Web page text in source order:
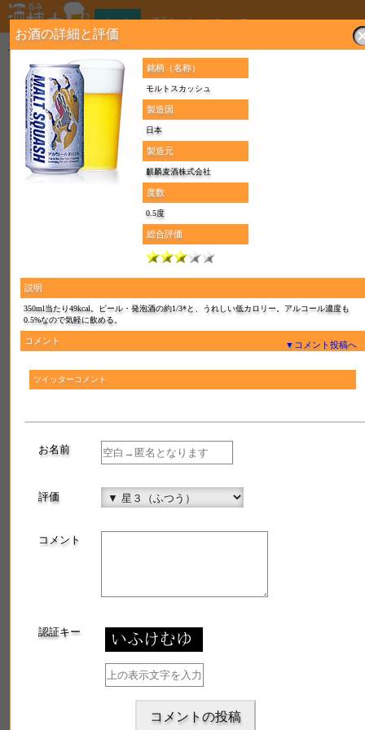
ホーム 酒呑Search ニュース
ここはお酒の総合コミュニティで、酒呑み博士はお酒の銘柄辞典です。お酒の評価や登録ができ
す！
1ヶ月のトップ10
第 1 位
海童
焼酎(芋焼酎)
最近の評価・コメント
海童
焼酎(芋焼酎)
2026年7月18日
最近登録されたお酒
蟇目
2019年8月18日 登録
博士のつぶやき
お酒の詳細と評価
銘柄（名称）
モルトスカッシュ
製造国
日本
製造元
麒麟麦酒株式会社
度数
0.5度
総合評価
説明
350ml当たり49kcal。ビール・発泡酒の約1/3*と、うれしい低カロリー。アルコール濃度も
0.5%なので気軽に飲める。
コメント ▼コメント投稿へ
ツイッターコメント
お名前
評価
コメント
認証キー
コメントの投稿